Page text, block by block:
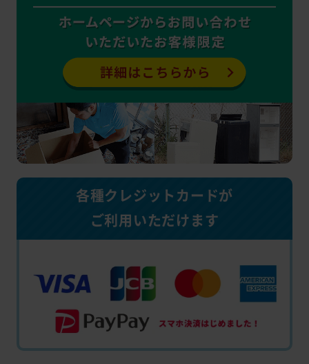
各種クレジットカードが
ご利用いただけます